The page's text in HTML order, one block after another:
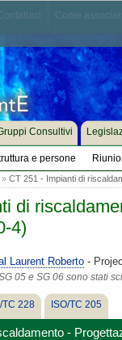
e persone
Consultivi
CT 251 - Impianti di
di
4)
Laurent Roberto-
05 e SG 06 sono stati
TC 228 ISO/TC 205
-